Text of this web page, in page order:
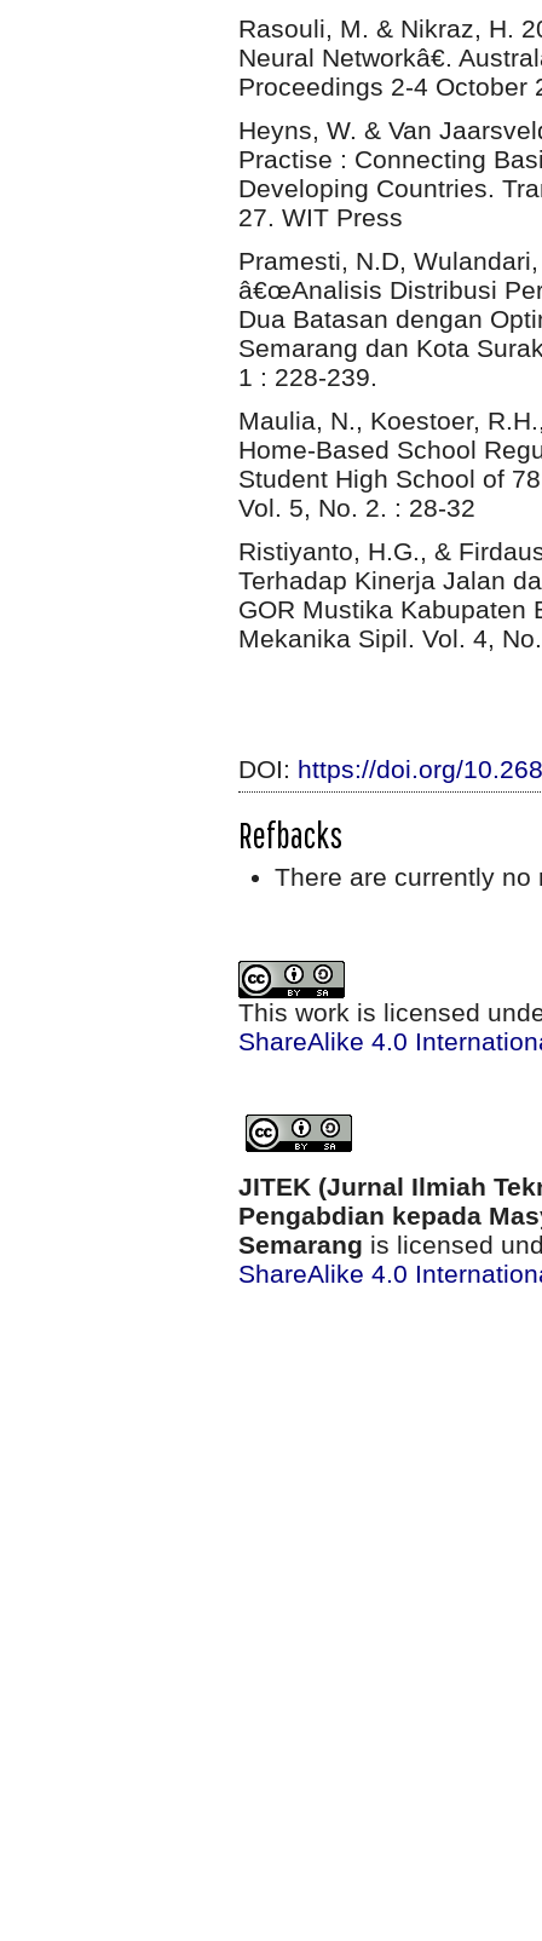
Rasouli, M. & Nikraz, H.
Neural Networkâ€.
Proceedings 2-4 October
Heyns, W. & Van
Practise : Connecting
Developing Countries.
27. WIT Press
Pramesti, N.D,
â€œAnalisis Distribusi
Dua Batasan dengan
Semarang dan Kota
1 : 228-239.
Maulia, N., Koestoer,
Home-Based School
Student High School of
Vol. 5, No. 2. : 28-32
Ristiyanto, H.G., &
Terhadap Kinerja Jalan
GOR Mustika Kabupaten
Mekanika Sipil. Vol. 4,
DOI: https://doi.org/
Refbacks
There are currently no
This work is licensed
ShareAlike 4.0
JITEK (Jurnal Ilmiah
Pengabdian kepada
Semarang is licensed
ShareAlike 4.0